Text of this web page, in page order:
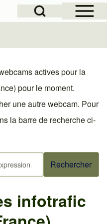
Open Sidebar
Open Search Block
actives pour la
pour le moment.
une autre webcam. Pour
la barre de recherche ci-
infotrafic